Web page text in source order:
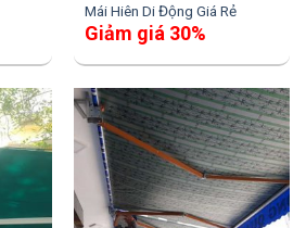
Mái Hiên Di Động Giá Rẻ
Giảm giá 30%